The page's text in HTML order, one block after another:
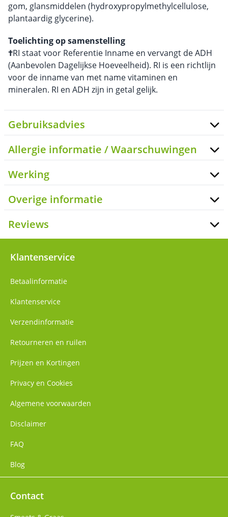
gom, glansmiddelen (hydroxypropylmethylcellulose,
plantaardig glycerine).
Toelichting op samenstelling
†RI staat voor Referentie Inname en vervangt de ADH
(Aanbevolen Dagelijkse Hoeveelheid). RI is een richtlijn
voor de inname van met name vitaminen en
mineralen. RI en ADH zijn in getal gelijk.
Gebruiksadvies
Allergie informatie / Waarschuwingen
Werking
Overige informatie
Reviews
Klantenservice
Betaalinformatie
Klantenservice
Verzendinformatie
Retourneren en ruilen
Prijzen en Kortingen
Privacy en Cookies
Algemene voorwaarden
Disclaimer
FAQ
Blog
Contact